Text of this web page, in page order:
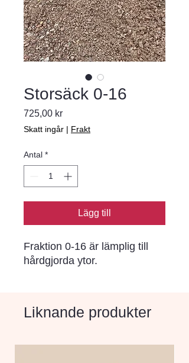
Storsäck 0-16
725,00 krPris
Skatt ingår | Frakt
Antal *
Lägg till
Fraktion 0-16 är lämplig till
hårdgjorda ytor.
Liknande produkter